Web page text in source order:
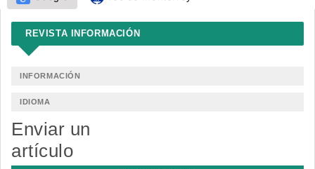
REVISTA INFORMACIÓN
INFORMACIÓN
IDIOMA
Enviar un
artículo